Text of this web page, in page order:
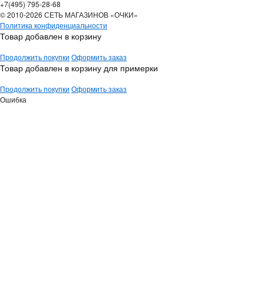
+7(495) 795-28-68
© 2010-2026 СЕТЬ МАГАЗИНОВ «ОЧКИ»
Политика конфиденциальности
Товар добавлен в корзину
Продолжить покупки Оформить заказ
Товар добавлен в корзину для примерки
Продолжить покупки Оформить заказ
Ошибка